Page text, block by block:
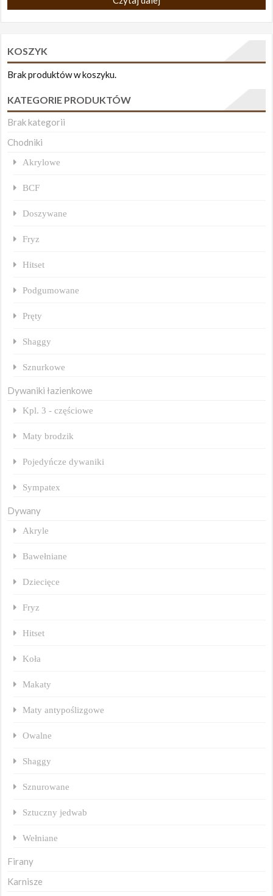
KOSZYK
Brak produktów w koszyku.
KATEGORIE PRODUKTÓW
Brak kategorii
Chodniki
Akrylowe
BCF
Doszywane
Fryz
Hitset
Podgumowane
Pręty
Shaggy
Sznurkowe
Dywaniki łazienkowe
Kpl. 3 - częściowe
Maty brodzik
Pojedyńcze dywaniki
Sympatex
Dywany
Akryle
Bawełniane
Dziecięce
Fryz
Hitset
Koła
Makaty
Maty antypoślizgowe
Owalne
Shaggy
Sznurowane
Sztuczny jedwab
Wełniane
Firany
Karnisze